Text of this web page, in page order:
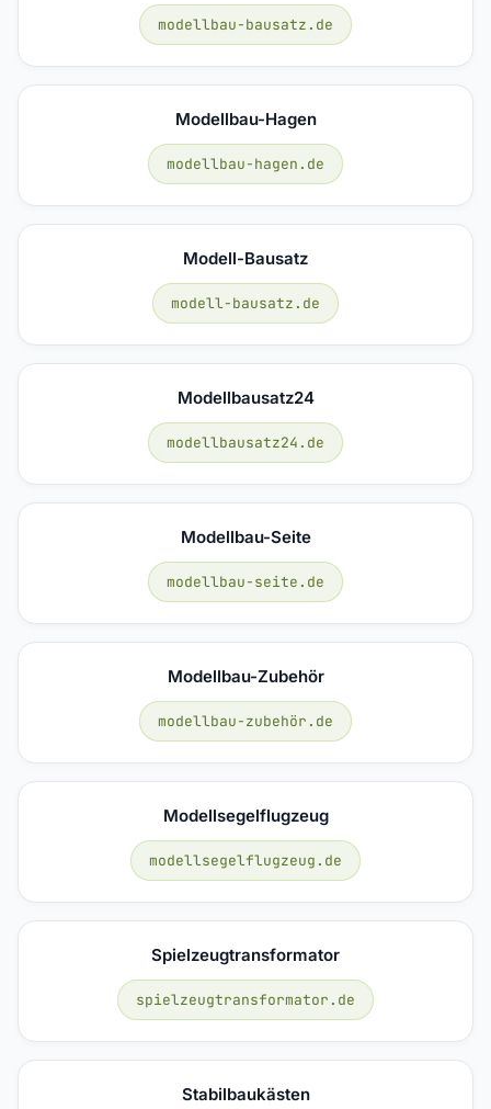
modellbau-bausatz.de
Modellbau-Hagen
modellbau-hagen.de
Modell-Bausatz
modell-bausatz.de
Modellbausatz24
modellbausatz24.de
Modellbau-Seite
modellbau-seite.de
Modellbau-Zubehör
modellbau-zubehör.de
Modellsegelflugzeug
modellsegelflugzeug.de
Spielzeugtransformator
spielzeugtransformator.de
Stabilbaukästen